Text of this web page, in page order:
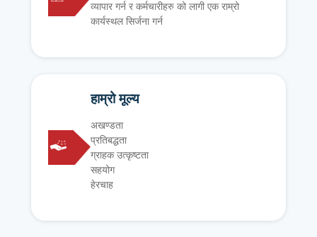
व्यापार गर्न र कर्मचारीहरु को लागी एक राम्रो
कार्यस्थल सिर्जना गर्न
हाम्रो मूल्य
अखण्डता
प्रतिबद्धता
ग्राहक उत्कृष्टता
सहयोग
हेरचाह